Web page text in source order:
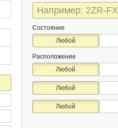
Состояние
Любой
Расположение
Любой
Любой
Любой